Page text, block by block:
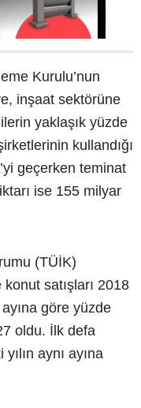
Kurulu’nun
inşaat sektörüne
yaklaşık yüzde
kullandığı
geçerken teminat
ise 155 milyar
(TÜİK)
satışları 2018
ayına göre yüzde
oldu. İlk defa
aynı ayına